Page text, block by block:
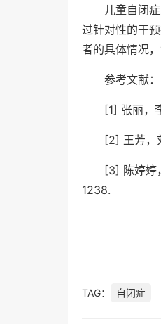
儿童自闭
过针对性的干
者的具体情况
参考文献：
[1] 张丽，
[2] 王芳，
[3] 陈婷婷
1238.
TAG： 自闭症